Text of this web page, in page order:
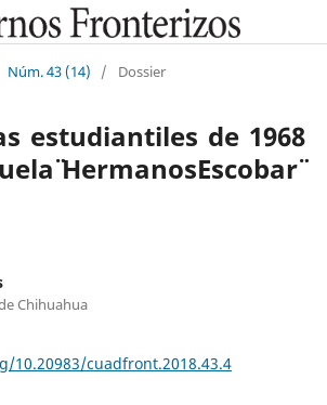
Núm. 43 (14) / Dossier
estudiantiles de 1968
̈HermanosEscobar
Chihuahua
10.20983/cuadfront.2018.43.4